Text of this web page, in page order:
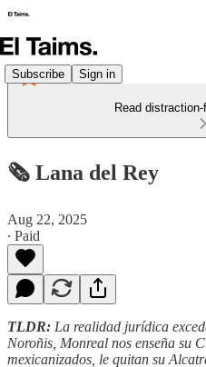
Subscribe Sign in
Read
🗞️ Lana del Rey
Aug 22, 2025
∙ Paid
TLDR: La realidad jurídica
Noroñis, Monreal nos enseña su
mexicanizados, le quitan su